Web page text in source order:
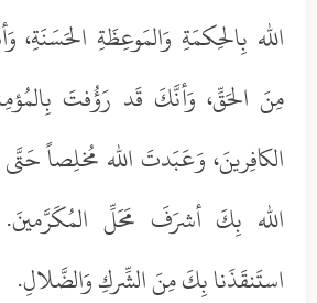
الله بِالحِكمَةِ وَالمَوعِظَةِ
مِنَ الحَقِّ، وَأنَّكَ قَد رَؤُفتَ
الكافِرينَ، وَعَبَدتَ الله مُخلِصاً حَتَّى
الله بِكَ أشرَفَ مَحَلِّ المُكَرَّمينَ.
استَنقَذَنا بِكَ مِنَ الشِّركِ وَالضَّلالِ.